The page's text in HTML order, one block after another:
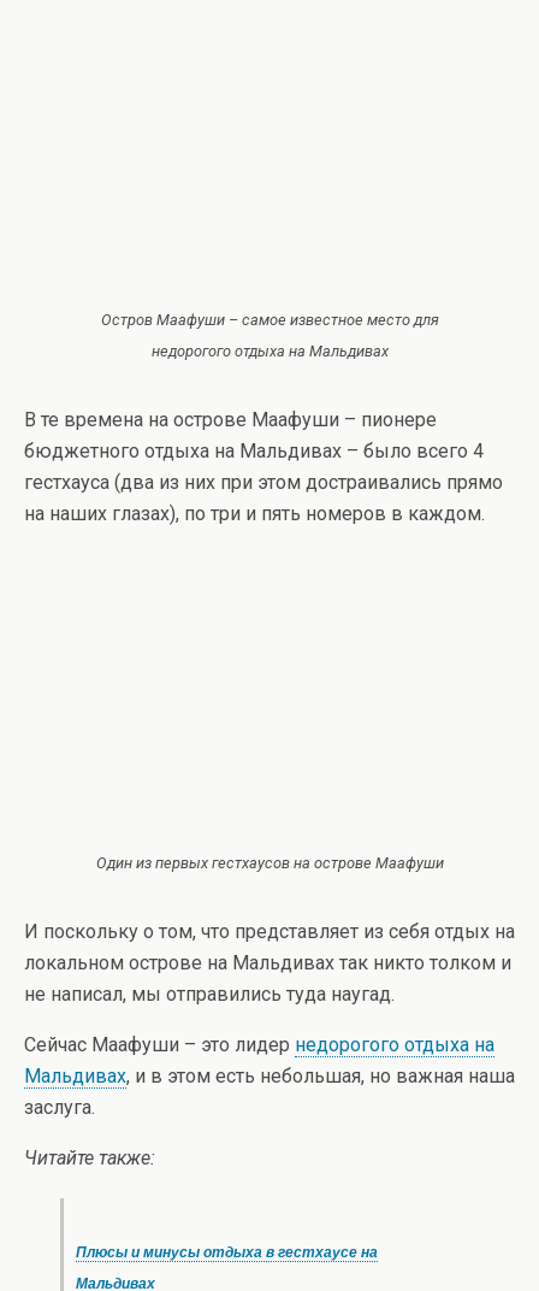
Остров Маафуши – самое известное место для
недорогого отдыха на Мальдивах
В те времена на острове Маафуши – пионере
бюджетного отдыха на Мальдивах – было всего 4
гестхауса (два из них при этом достраивались прямо
на наших глазах), по три и пять номеров в каждом.
Один из первых гестхаусов на острове Маафуши
И поскольку о том, что представляет из себя отдых на
локальном острове на Мальдивах так никто толком и
не написал, мы отправились туда наугад.
Сейчас Маафуши – это лидер недорогого отдыха на
Мальдивах, и в этом есть небольшая, но важная наша
заслуга.
Читайте также:
Плюсы и минусы отдыха в гестхаусе на
Мальдивах